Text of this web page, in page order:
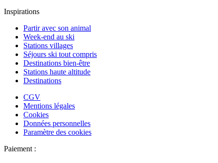
Inspirations
Partir avec son animal
Week-end au ski
Stations villages
Séjours ski tout compris
Destinations bien-être
Stations haute altitude
Destinations
CGV
Mentions légales
Cookies
Données personnelles
Paramètre des cookies
Paiement :